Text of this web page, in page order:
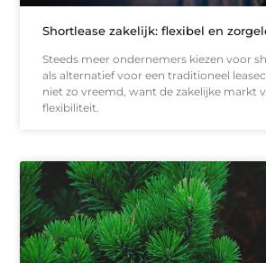
Shortlease zakelijk: flexibel en
Steeds meer ondernemers kiezen voor
als alternatief voor een traditioneel
niet zo vreemd, want de zakelijke markt
flexibiliteit.